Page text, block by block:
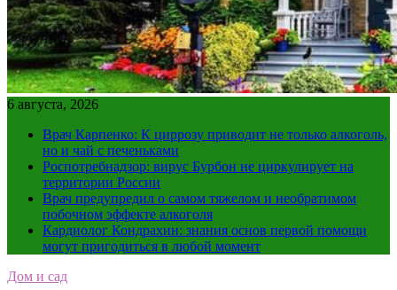
6 августа, 2026
Врач Карпенко: К циррозу приводит не только алкоголь,
но и чай с печеньками
Роспотребнадзор: вирус Бурбон не циркулирует на
территории России
Врач предупредил о самом тяжелом и необратимом
побочном эффекте алкоголя
Кардиолог Кондрахин: знания основ первой помощи
могут пригодиться в любой момент
Дом и сад